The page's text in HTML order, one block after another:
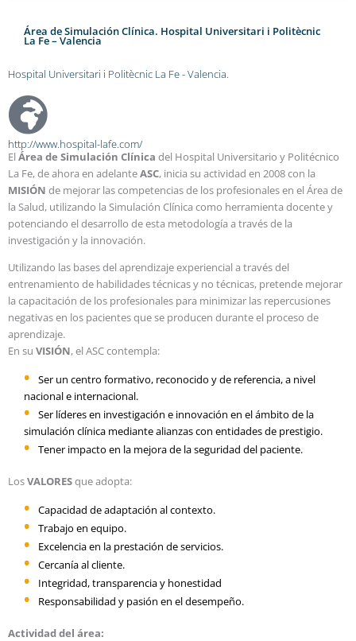
Área de Simulación Clínica. Hospital Universitari i Politècnic
La Fe – Valencia
Hospital Universitari i Politècnic La Fe - Valencia.
http://www.hospital-lafe.com/
El Área de Simulación Clínica del Hospital Universitario y Politécnico
La Fe, de ahora en adelanteASC, inicia su actividad en 2008 con la
MISIÓN de mejorar las competencias de los profesionales en el Área de
la Salud, utilizando la Simulación Clínica como herramienta docente y
potenciando el desarrollo de esta metodología a través de la
investigación y la innovación.
Utilizando las bases del aprendizaje experiencial a través del
entrenamiento de habilidades técnicas y no técnicas, pretende mejorar
la capacitación de los profesionales para minimizar las repercusiones
negativas en los pacientes que se producen durante el proceso de
aprendizaje.
En su VISIÓN, el ASC contempla:
Ser un centro formativo, reconocido y de referencia, a nivel
nacional e internacional.
Ser líderes en investigación e innovación en el ámbito de la
simulación clínica mediante alianzas con entidades de prestigio.
Tener impacto en la mejora de la seguridad del paciente.
LosVALORESque adopta:
Capacidad de adaptación al contexto.
Trabajo en equipo.
Excelencia en la prestación de servicios.
Cercanía al cliente.
Integridad, transparencia y honestidad
Responsabilidad y pasión en el desempeño.
Actividad del área: